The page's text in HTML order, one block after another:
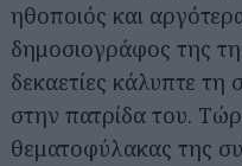
ηθοποιός και
δημοσιογράφος της
δεκαετίες κάλυπτε
στην πατρίδα του.
θεματοφύλακας της